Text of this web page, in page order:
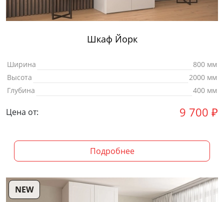
Шкаф Йорк
Ширина
800 мм
Высота
2000 мм
Глубина
400 мм
Цена от: 9 700 ₽
Подробнее
NEW